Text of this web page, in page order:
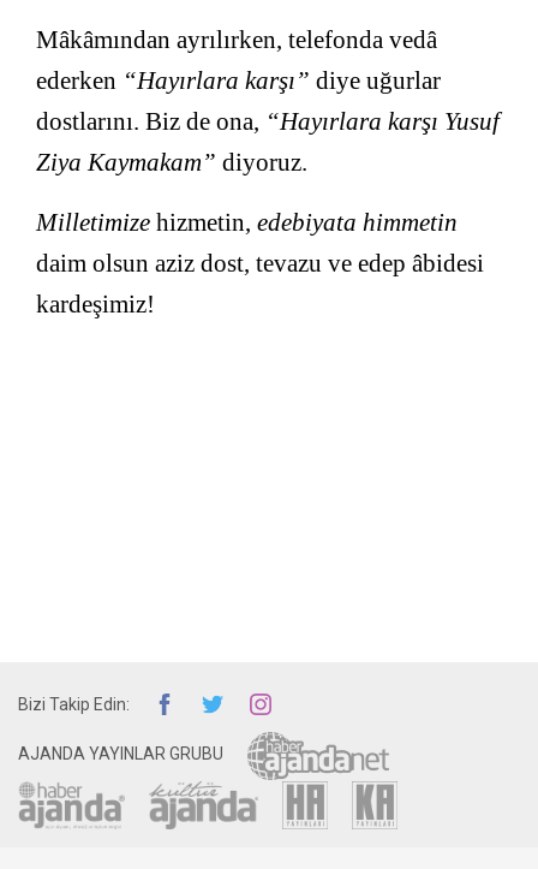
Mâkâmından ayrılırken, telefonda vedâ
ederken “Hayırlara karşı” diye uğurlar
dostlarını. Biz de ona, “Hayırlara karşı Yusuf
Ziya Kaymakam” diyoruz.
Milletimize hizmetin, edebiyata himmetin
daim olsun aziz dost, tevazu ve edep âbidesi
kardeşimiz!
Bizi Takip Edin:
AJANDA YAYINLAR GRUBU